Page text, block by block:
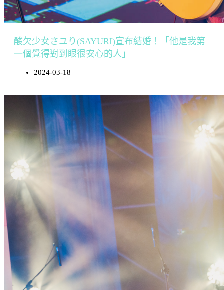
酸欠少女さユり(SAYURI)宣布結婚！「他是我第
一個覺得對到眼很安心的人」
2024-03-18